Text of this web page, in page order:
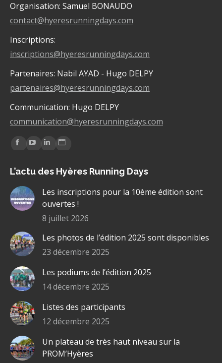
Organisation: Samuel BONAUDO
contact@hyeresrunningdays.com
Inscriptions:
inscriptions@hyeresrunningdays.com
Partenaires: Nabil AYAD - Hugo DELPY
partenaires@hyeresrunningdays.com
Communication: Hugo DELPY
communication@hyeresrunningdays.com
Trouvez nous sur :
La
Facebook
s'ouvre
dans
une
nouvelle
fenêtre
La
YouTube
s'ouvre
dans
une
nouvelle
fenêtre
La
LinkedIn
s'ouvre
dans
une
nouvelle
fenêtre
La
Site
Web
s'ouvre
dans
nouvelle
fenêtre
L’actu des Hyères Running Days
Les inscriptions pour la 10ème édition sont
ouvertes !
8 juillet 2026
Les photos de l’édition 2025 sont disponibles
23 décembre 2025
Les podiums de l’édition 2025
14 décembre 2025
Listes des participants
12 décembre 2025
Un plateau de très haut niveau sur la
PROM’Hyères